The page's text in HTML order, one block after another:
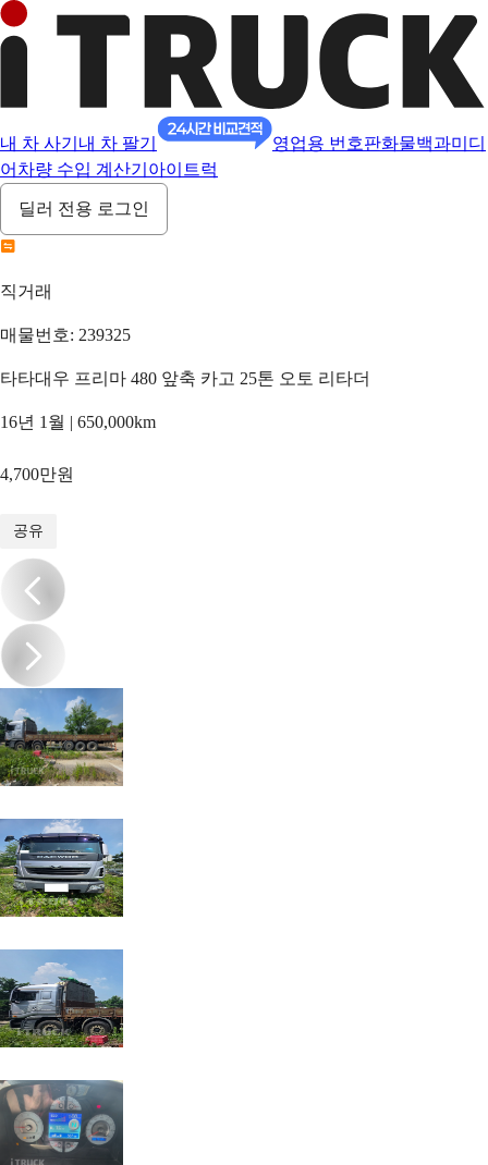
내 차 사기 내 차 팔기 영업용 번호판화물백과미디
어 차량 수입 계산기 아이트럭
딜러 전용 로그인
직거래
매물번호: 239325
타타대우 프리마 480 앞축 카고 25톤 오토 리타더
16년 1월 | 650,000km
4,700만원
공유
/6